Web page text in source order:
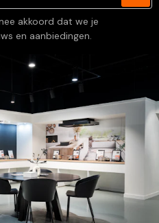
akkoord dat we je
en aanbiedingen.